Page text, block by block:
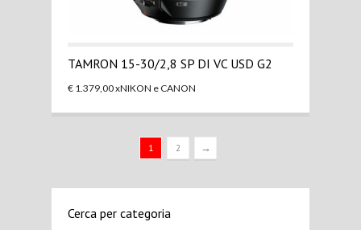
TAMRON 15-30/2,8 SP DI VC USD G2
€ 1.379,00 xNIKON e CANON
1 2 →
Cerca per categoria